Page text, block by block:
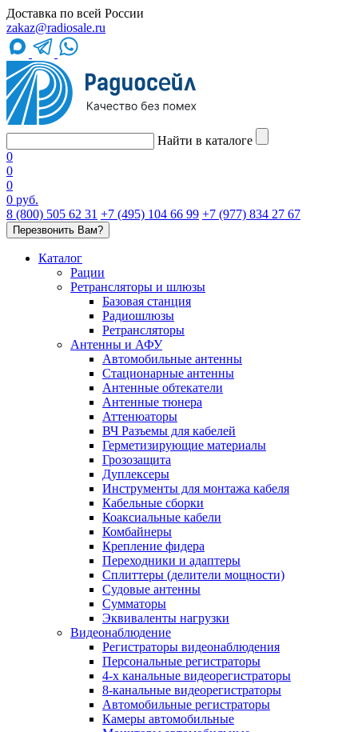
Доставка по всей России
zakaz@radiosale.ru
Найти в каталоге
0
0
0
0 руб.
8 (800) 505 62 31 +7 (495) 104 66 99 +7 (977) 834 27 67
Перезвонить Вам?
Каталог
Рации
Ретрансляторы и шлюзы
Базовая станция
Радиошлюзы
Ретрансляторы
Антенны и АФУ
Автомобильные антенны
Стационарные антенны
Антенные обтекатели
Антенные тюнера
Аттенюаторы
ВЧ Разъемы для кабелей
Герметизирующие материалы
Грозозащита
Дуплексеры
Инструменты для монтажа кабеля
Кабельные сборки
Коаксиальные кабели
Комбайнеры
Крепление фидера
Переходники и адаптеры
Сплиттеры (делители мощности)
Судовые антенны
Сумматоры
Эквиваленты нагрузки
Видеонаблюдение
Регистраторы видеонаблюдения
Персональные регистраторы
4-х канальные видеорегистраторы
8-канальные видеорегистраторы
Автомобильные регистраторы
Камеры автомобильные